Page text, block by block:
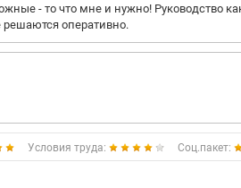
- то что мне и нужно! Руководство
оперативно.
Условия труда: Соц.пакет: